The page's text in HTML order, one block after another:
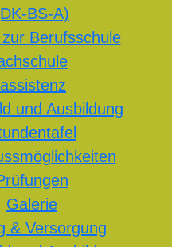
BS-A)
Berufsschule
und Ausbildung
Galerie
& Versorgung